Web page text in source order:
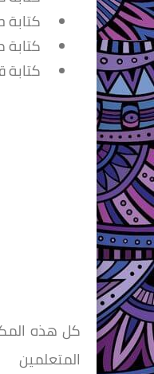
كتابة
كل هذه
المتعلمين